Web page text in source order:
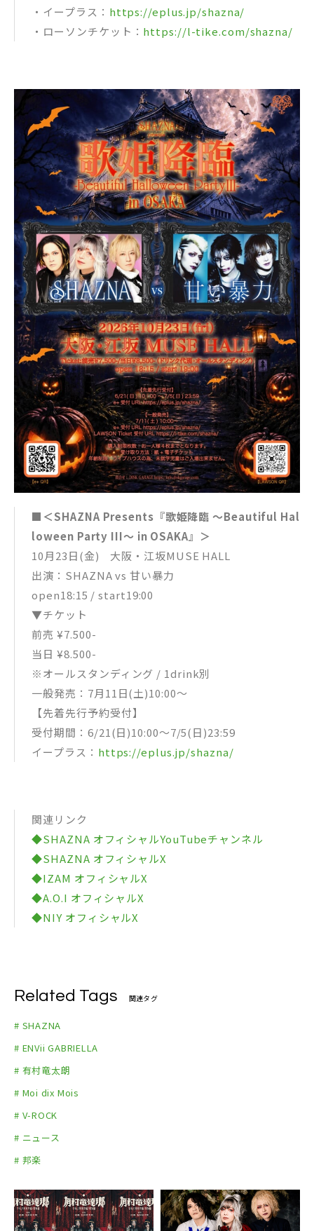
・イープラス： https://eplus.jp/shazna/
・ローソンチケット： https://l-tike.com/shazna/
■＜SHAZNA Presents『歌姫降臨 〜Beautiful Hal
loween Party III〜 in OSAKA』＞
10月23日(金) 大阪・江坂MUSE HALL
出演：SHAZNA vs 甘い暴力
open18:15 / start19:00
▼チケット
前売 ¥7.500-
当日 ¥8.500-
※オールスタンディング / 1drink別
一般発売：7月11日(土)10:00〜
【先着先行予約受付】
受付期間：6/21(日)10:00～7/5(日)23:59
イープラス： https://eplus.jp/shazna/
関連リンク
◆SHAZNA オフィシャルYouTubeチャンネル
◆SHAZNA オフィシャルX
◆IZAM オフィシャルX
◆A.O.I オフィシャルX
◆NIY オフィシャルX
Related Tags 関連タグ
# SHAZNA
# ENVii GABRIELLA
# 有村竜太朗
# Moi dix Mois
# V-ROCK
# ニュース
# 邦楽